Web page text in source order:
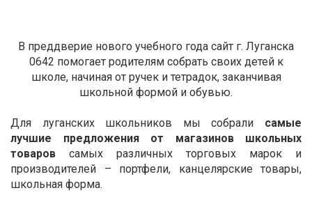
В преддверие нового учебного года сайт г. Луганска
0642 помогает родителям собрать своих детей к
школе, начиная от ручек и тетрадок, заканчивая
школьной формой и обувью.
Для луганских школьников мы собрали самые
лучшие предложения от магазинов школьных
товаров самых различных торговых марок и
производителей – портфели, канцелярские товары,
школьная форма.